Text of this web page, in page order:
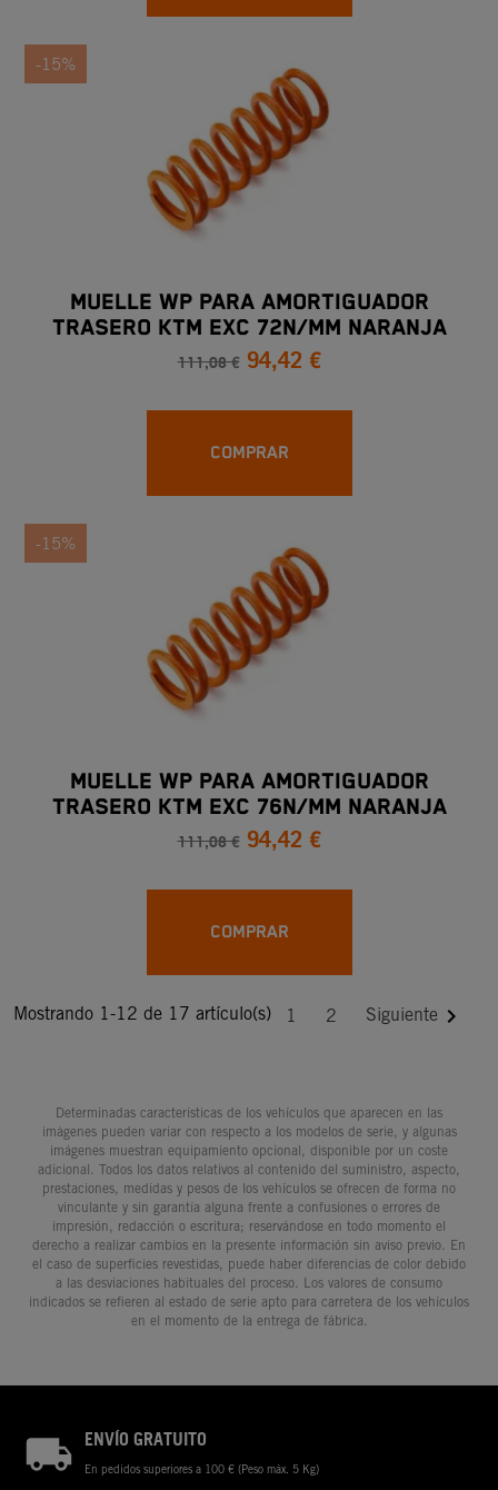
-15%
MUELLE WP PARA AMORTIGUADOR
TRASERO KTM EXC 72N/MM NARANJA
111,08 € 94,42 €
COMPRAR
-15%
MUELLE WP PARA AMORTIGUADOR
TRASERO KTM EXC 76N/MM NARANJA
111,08 € 94,42 €
COMPRAR
Mostrando 1-12 de 17 artículo(s) 1 2 Siguiente 
Determinadas características de los vehículos que aparecen en las
imágenes pueden variar con respecto a los modelos de serie, y algunas
imágenes muestran equipamiento opcional, disponible por un coste
adicional. Todos los datos relativos al contenido del suministro, aspecto,
prestaciones, medidas y pesos de los vehículos se ofrecen de forma no
vinculante y sin garantía alguna frente a confusiones o errores de
impresión, redacción o escritura; reservándose en todo momento el
derecho a realizar cambios en la presente información sin aviso previo. En
el caso de superficies revestidas, puede haber diferencias de color debido
a las desviaciones habituales del proceso. Los valores de consumo
indicados se refieren al estado de serie apto para carretera de los vehículos
en el momento de la entrega de fábrica.
ENVÍO GRATUITO
En pedidos superiores a 100 € (Peso máx. 5 Kg)